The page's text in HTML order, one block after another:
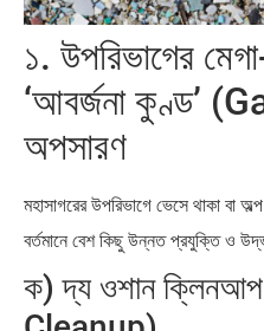
১. উপরিভাগের
‘আবর্জনা কুণ্ড’
অপসারণ
মহাসাগরের উপরিভাগে ভেসে থাকা বা
বর্তমানে বেশ কিছু উন্নত প্রযুক্তি ও
ক) দ্য ওশান